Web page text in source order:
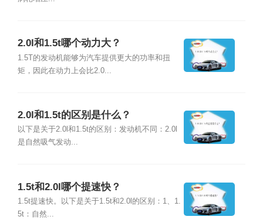
2.0l和1.5t哪个动力大？
1.5T的发动机能够为汽车提供更大的功率和扭
矩，因此在动力上会比2.0...
2.0l和1.5t的区别是什么？
以下是关于2.0l和1.5t的区别：发动机不同：2.0l
是自然吸气发动...
1.5t和2.0l哪个提速快？
1.5t提速快。以下是关于1.5t和2.0l的区别：1、1.
5t：自然...